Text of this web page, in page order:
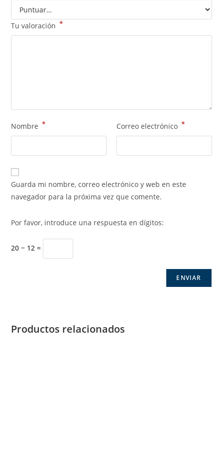
Tu valoración *
Nombre * Correo electrónico *
Guarda mi nombre, correo electrónico y web en este
navegador para la próxima vez que comente.
Por favor, introduce una respuesta en dígitos:
20 − 12 =
Productos relacionados